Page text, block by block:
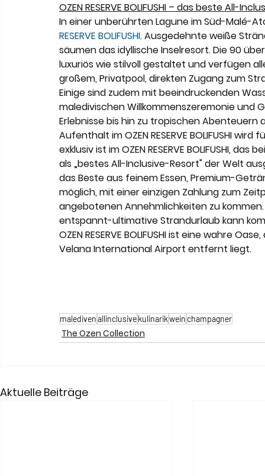
OZEN RESERVE BOLIFUSHI – das beste All-
In einer unberührten Lagune im Süd-Malé-
RESERVE BOLIFUSHI. Ausgedehnte weiße
säumen das idyllische Inselresort. Die 90
luxuriös wie stilvoll gestaltet und verfügen
großem, Privatpool, direkten Zugang zum
Einige sind zudem mit beeindruckenden
maledivischen Willkommenszeremonie
Erlebnisse bis hin zu tropischen
Aufenthalt im OZEN RESERVE BOLIFUSHI
exklusiv ist im OZEN RESERVE BOLIFUSHI,
als „bestes All-Inclusive-Resort" der Welt
das Beste aus feinem Essen, Premium-
möglich, mit einer einzigen Zahlung zum
angebotenen Annehmlichkeiten zu
entspannt-ultimative Strandurlaub kann
OZEN RESERVE BOLIFUSHI ist eine wahre
Velana International Airport entfernt liegt.
maledivenallinclusivekulinarikwein champagner
The Ozen Collection
Aktuelle Beiträge